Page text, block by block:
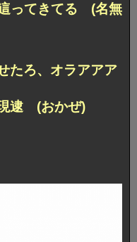
ってきてる (名無
たろ、オラアアア
逮 (おかぜ)